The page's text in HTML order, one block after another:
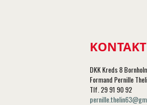
DKK Kreds 8
Formand Pernille
Tlf. 29 91 90 92